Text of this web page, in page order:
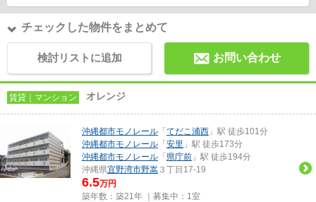
チェックした物件をまとめて
検討リストに追加 お問い合わせ
賃貸｜マンション オレンジ
沖縄都市モノレール 「 てだこ浦西 」駅 徒歩101分
沖縄都市モノレール 「 安里 」駅 徒歩173分
沖縄都市モノレール 「 県庁前 」駅 徒歩194分
沖縄県宜野湾市野嵩 ３丁目17-19
6.5万円
築年数：築21年 ｜募集中： 1室